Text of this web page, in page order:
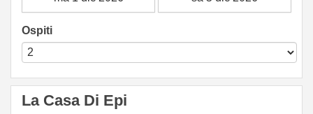
Ospiti
La Casa Di Epi